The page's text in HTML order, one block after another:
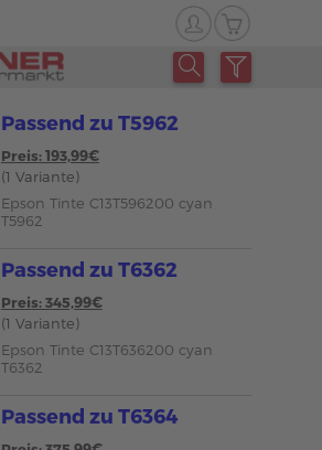
Passend zu T5962
Preis: 193,99€
(1 Variante)
Epson Tinte C13T596200 cyan
T5962
Passend zu T6362
Preis: 345,99€
(1 Variante)
Epson Tinte C13T636200 cyan
T6362
Passend zu T6364